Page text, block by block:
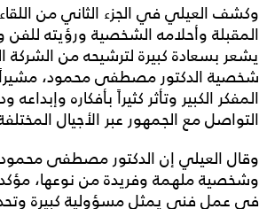
وكشف العيلي في الجزء الثاني من
المقبلة وأحلامه الشخصية ورؤيته للفن
يشعر بسعادة كبيرة لترشيحه من الشركة
شخصية الدكتور مصطفى محمود،
المفكر الكبير وتأثر كثيراً بأفكاره
التواصل مع الجمهور عبر الأجيال
وقال العيلي إن الدكتور مصطفى محمود
وشخصية ملهمة وفريدة من نوعها،
في عمل فني يمثل مسؤولية كبيرة